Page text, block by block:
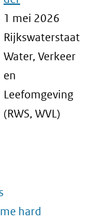
1 mei 2026
Rijkswaterstaat
Water, Verkeer
en
Leefomgeving
(RWS, WVL)
hard